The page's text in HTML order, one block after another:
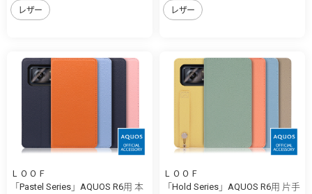
レザー レザー
ＬＯＯＦ
「Pastel Series」AQUOS R6用 本
ＬＯＯＦ
「Hold Series」AQUOS R6用 片手